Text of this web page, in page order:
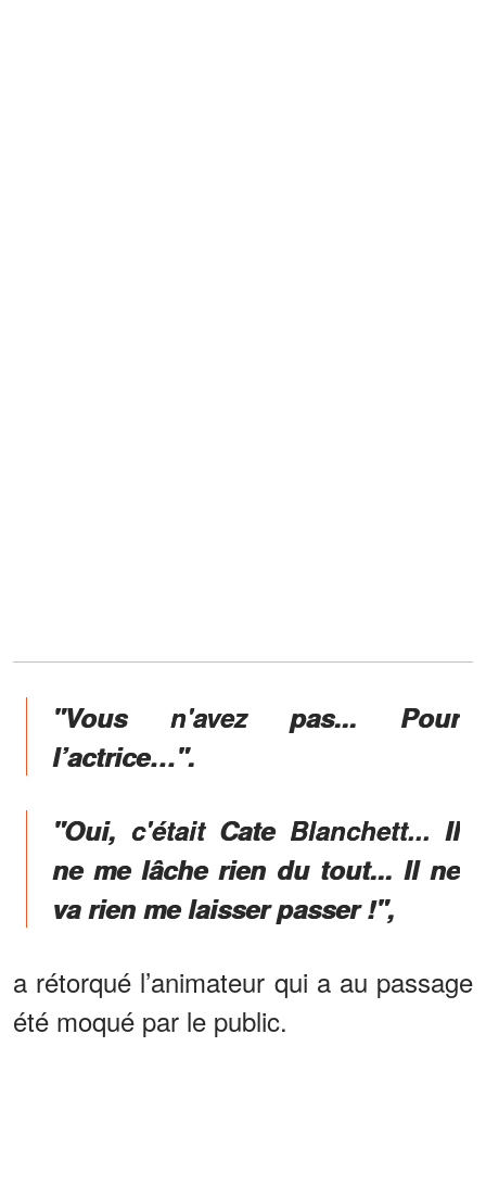
"Vous n'avez pas... Pour
l’actrice…".
"Oui, c'était Cate Blanchett... Il
ne me lâche rien du tout... Il ne
va rien me laisser passer !",
a rétorqué l’animateur qui a au passage
été moqué par le public.